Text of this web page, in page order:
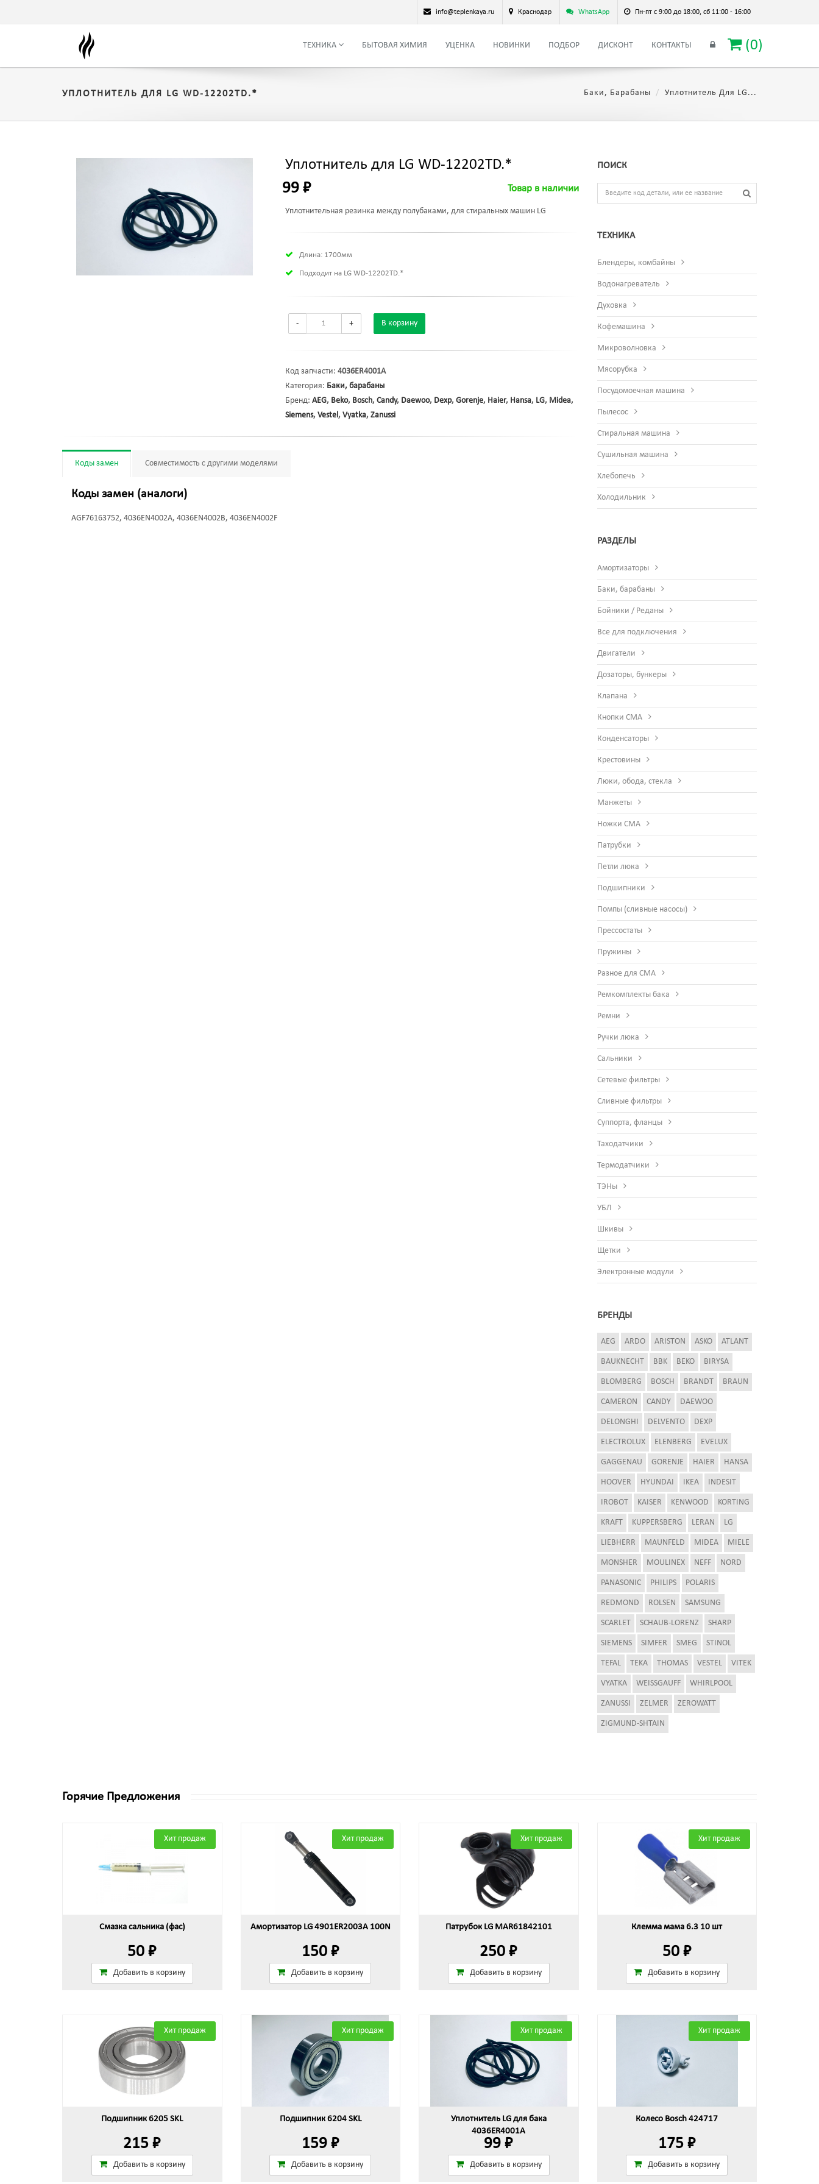
info@teplenkaya.ru Краснодар WhatsApp Пн-пт с 9:00 до 18:00, сб 11:00 - 16:00
ТЕХНИКА БЫТОВАЯ ХИМИЯ УЦЕНКА НОВИНКИ ПОДБОР ДИСКОНТ КОНТАКТЫ (0)
УПЛОТНИТЕЛЬ ДЛЯ LG WD-12202TD.* Баки, Барабаны Уплотнитель Для LG...
Уплотнитель для LG WD-12202TD.*
99 ₽ Товар в наличии
Уплотнительная резинка между полубаками, для стиральных машин LG
Длина: 1700мм
Подходит на LG WD-12202TD.*
- + В корзину
Код запчасти: 4036ER4001A
Категория: Баки, барабаны
Бренд: AEG, Beko, Bosch, Candy, Daewoo, Dexp, Gorenje, Haier, Hansa, LG, Midea,
Siemens, Vestel, Vyatka, Zanussi
Коды замен Совместимость с другими моделями
Коды замен (аналоги)
AGF76163752, 4036EN4002A, 4036EN4002B, 4036EN4002F
ПОИСК
ТЕХНИКА
Блендеры, комбайны
Водонагреватель
Духовка
Кофемашина
Микроволновка
Мясорубка
Посудомоечная машина
Пылесос
Стиральная машина
Сушильная машина
Хлебопечь
Холодильник
РАЗДЕЛЫ
Амортизаторы
Баки, барабаны
Бойники / Реданы
Все для подключения
Двигатели
Дозаторы, бункеры
Клапана
Кнопки СМА
Конденсаторы
Крестовины
Люки, обода, стекла
Манжеты
Ножки СМА
Патрубки
Петли люка
Подшипники
Помпы (сливные насосы)
Прессостаты
Пружины
Разное для СМА
Ремкомплекты бака
Ремни
Ручки люка
Сальники
Сетевые фильтры
Сливные фильтры
Суппорта, фланцы
Таходатчики
Термодатчики
ТЭНы
УБЛ
Шкивы
Щетки
Электронные модули
БРЕНДЫ
AEG ARDO ARISTON ASKO ATLANT
BAUKNECHT BBK BEKO BIRYSA
BLOMBERG BOSCH BRANDT BRAUN
CAMERON CANDY DAEWOO
DELONGHI DELVENTO DEXP
ELECTROLUX ELENBERG EVELUX
GAGGENAU GORENJE HAIER HANSA
HOOVER HYUNDAI IKEA INDESIT
IROBOT KAISER KENWOOD KORTING
KRAFT KUPPERSBERG LERAN LG
LIEBHERR MAUNFELD MIDEA MIELE
MONSHER MOULINEX NEFF NORD
PANASONIC PHILIPS POLARIS
REDMOND ROLSEN SAMSUNG
SCARLET SCHAUB-LORENZ SHARP
SIEMENS SIMFER SMEG STINOL
TEFAL TEKA THOMAS VESTEL VITEK
VYATKA WEISSGAUFF WHIRLPOOL
ZANUSSI ZELMER ZEROWATT
ZIGMUND-SHTAIN
Горячие Предложения
Хит продаж
Смазка сальника (фас)
50 ₽
Добавить в корзину
Хит продаж
Амортизатор LG 4901ER2003A 100N
150 ₽
Добавить в корзину
Хит продаж
Патрубок LG MAR61842101
250 ₽
Добавить в корзину
Хит продаж
Клемма мама 6.3 10 шт
50 ₽
Добавить в корзину
Хит продаж
Подшипник 6205 SKL
215 ₽
Добавить в корзину
Хит продаж
Подшипник 6204 SKL
159 ₽
Добавить в корзину
Хит продаж
Уплотнитель LG для бака
4036ER4001A
99 ₽
Добавить в корзину
Хит продаж
Колесо Bosch 424717
175 ₽
Добавить в корзину